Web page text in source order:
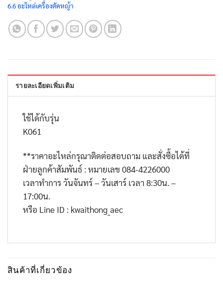
6.6 อะไหล่เครื่องตัดหญ้า
รายละเอียดเพิ่มเติม
ใช้ได้กับรุ่น
K061
**ราคาอะไหล่กรุณาติดต่อสอบถาม และสั่งซื้อได้ที่
ฝ่ายลูกค้าสัมพันธ์ : หมายเลข 084-4226000
เวลาทำการ วันจันทร์ – วันเสาร์ เวลา 8:30น. –
17:00น.
หรือ Line ID : kwaithong_aec
สินค้าที่เกี่ยวข้อง